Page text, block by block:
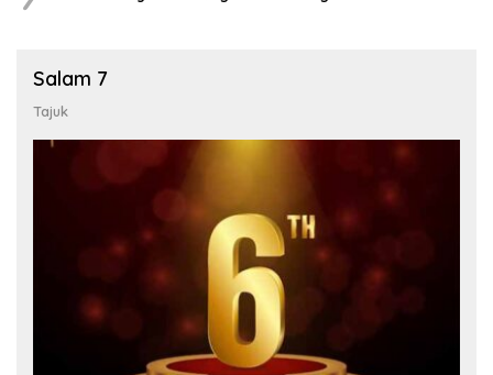
Salam 7
Tajuk